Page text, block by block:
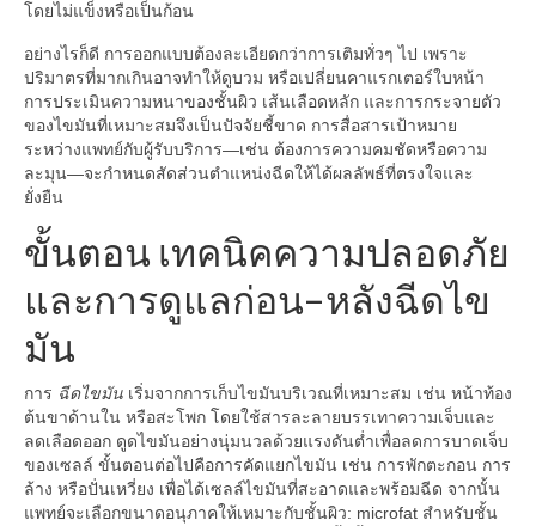
โดยไม่แข็งหรือเป็นก้อน
อย่างไรก็ดี การออกแบบต้องละเอียดกว่าการเติมทั่วๆ ไป เพราะ
ปริมาตรที่มากเกินอาจทำให้ดูบวม หรือเปลี่ยนคาแรกเตอร์ใบหน้า
การประเมินความหนาของชั้นผิว เส้นเลือดหลัก และการกระจายตัว
ของไขมันที่เหมาะสมจึงเป็นปัจจัยชี้ขาด การสื่อสารเป้าหมาย
ระหว่างแพทย์กับผู้รับบริการ—เช่น ต้องการความคมชัดหรือความ
ละมุน—จะกำหนดสัดส่วนตำแหน่งฉีดให้ได้ผลลัพธ์ที่ตรงใจและ
ยั่งยืน
ขั้นตอน เทคนิคความปลอดภัย
และการดูแลก่อน–หลังฉีดไข
มัน
การ ฉีดไขมัน เริ่มจากการเก็บไขมันบริเวณที่เหมาะสม เช่น หน้าท้อง
ต้นขาด้านใน หรือสะโพก โดยใช้สารละลายบรรเทาความเจ็บและ
ลดเลือดออก ดูดไขมันอย่างนุ่มนวลด้วยแรงดันต่ำเพื่อลดการบาดเจ็บ
ของเซลล์ ขั้นตอนต่อไปคือการคัดแยกไขมัน เช่น การพักตะกอน การ
ล้าง หรือปั่นเหวี่ยง เพื่อได้เซลล์ไขมันที่สะอาดและพร้อมฉีด จากนั้น
แพทย์จะเลือกขนาดอนุภาคให้เหมาะกับชั้นผิว: microfat สำหรับชั้น